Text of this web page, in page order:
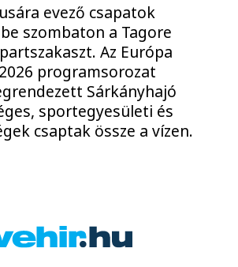
evező csapatok
szombaton a Tagore
Az Európa
programsorozat
Sárkányhajó
sportegyesületi és
csaptak össze a vízen.